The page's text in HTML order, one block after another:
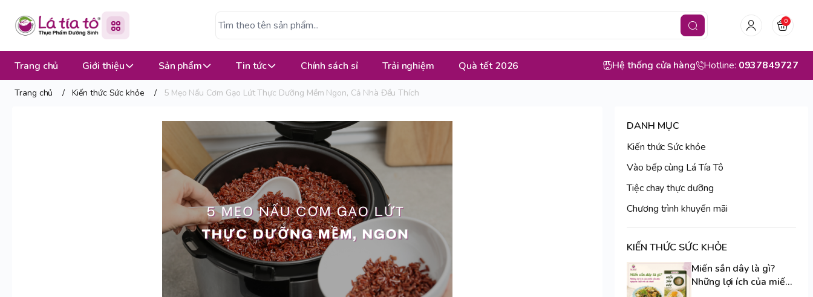
0
Trang chủ Giới thiệu Sản phẩm Tin tức Chính sách sỉ Trải nghiệm Quà tết 2026 Hệ thống cửa hàng Hotline: 0937849727
Trang chủ / Kiến thức Sức khỏe / 5 Mẹo Nấu Cơm Gạo Lứt Thực Dưỡng Mềm Ngon, Cả Nhà Đều Thích
DANH MỤC
Kiến thức Sức khỏe
Vào bếp cùng Lá Tía Tô
Tiệc chay thực dưỡng
Chương trình khuyến mãi
KIẾN THỨC SỨC KHỎE
Miến sắn dây là gì?
Những lợi ích của miến